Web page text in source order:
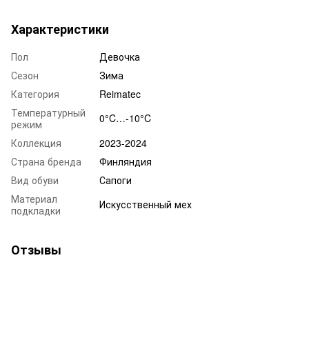
Характеристики
Пол
Девочка
Сезон
Зима
Категория
Reimatec
Температурный
режим
0°C…-10°C
Коллекция
2023-2024
Страна бренда
Финляндия
Вид обуви
Сапоги
Материал
подкладки
Искусственный мех
Отзывы